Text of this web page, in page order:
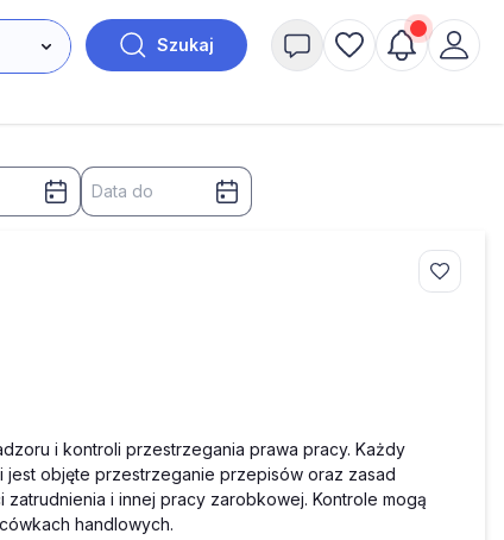
Szukaj
i kontroli przestrzegania prawa pracy. Każdy
objęte przestrzeganie przepisów oraz zasad
i innej pracy zarobkowej. Kontrole mogą
handlowych.